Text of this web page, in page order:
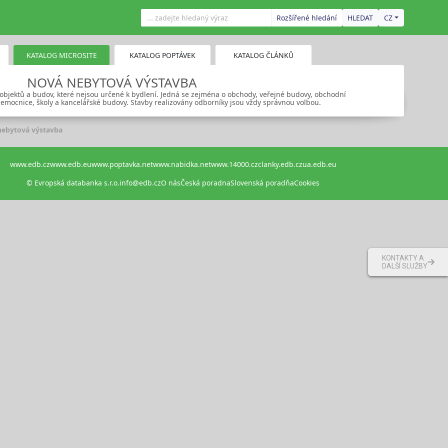
Rozšířené hledání CZ
KATALOG MICROSITE KATALOG POPTÁVEK KATALOG ČLÁNKŮ
NOVÁ NEBYTOVÁ VÝSTAVBA
a budov, které nejsou určené k bydlení. Jedná se zejména o obchody, veřejné budovy, obchodní
školy a kancelářské budovy. Stavby realizovány odborníky jsou vždy správnou volbou.
výstavba
www.edb.czwww.edb.euwww.poptavka.netwww.nabidka.netwww.14000.czclanky.edb.czua.edb.eu
© Evropská databanka s.r.o.info@edb.czO násČeská poradnaSlovenská poradňaCookies
KONTAKTY A
DALŠÍ SLUŽBY